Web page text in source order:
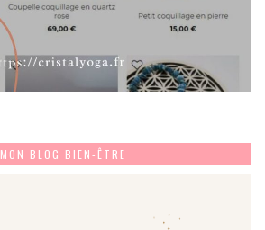
MON BLOG BIEN-ÊTRE